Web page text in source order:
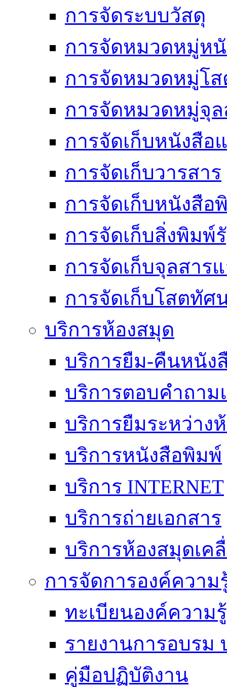
การจัดระบบวัสดุ
การจัดหมวดหมู่ห
การจัดหมวดหมู่โ
การจัดหมวดหมู่จุ
การจัดเก็บหนังสือ
การจัดเก็บวารสาร
การจัดเก็บหนังสือ
การจัดเก็บสิ่งพิมพ์
การจัดเก็บจุลสาร
การจัดเก็บโสตทัศ
บริการห้องสมุด
บริการยืม-คืนหนัง
บริการตอบคำถา
บริการยืมระหว่าง
บริการหนังสือพิมพ์
บริการ INTERNET
บริการถ่ายเอกสาร
บริการห้องสมุดเค
การจัดการองค์ความ
ทะเบียนองค์ความ
รายงานการอบรม
คู่มือปฏิบัติงาน